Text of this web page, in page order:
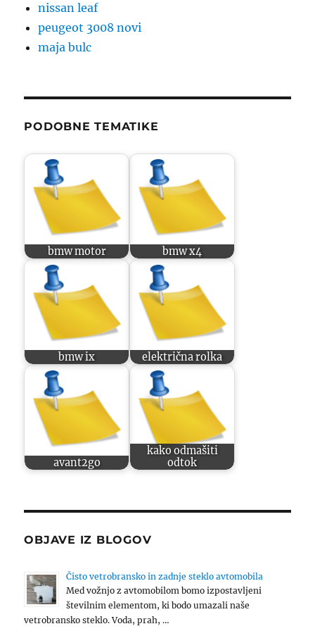
nissan leaf
peugeot 3008 novi
maja bulc
PODOBNE TEMATIKE
bmw motor bmw x4
bmw ix električna rolka
avant2go
kako odmašiti
odtok
OBJAVE IZ BLOGOV
Čisto vetrobransko in zadnje steklo avtomobila
Med vožnjo z avtomobilom bomo izpostavljeni
številnim elementom, ki bodo umazali naše
vetrobransko steklo. Voda, prah, …